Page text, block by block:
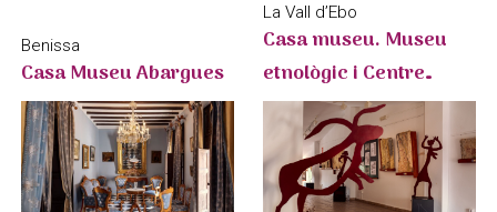
Benissa
Casa Museu Abargues
La Vall d’Ebo
Casa museu. Museu
etnològic i Centre
d’Interpretació d’Art
Rupestre